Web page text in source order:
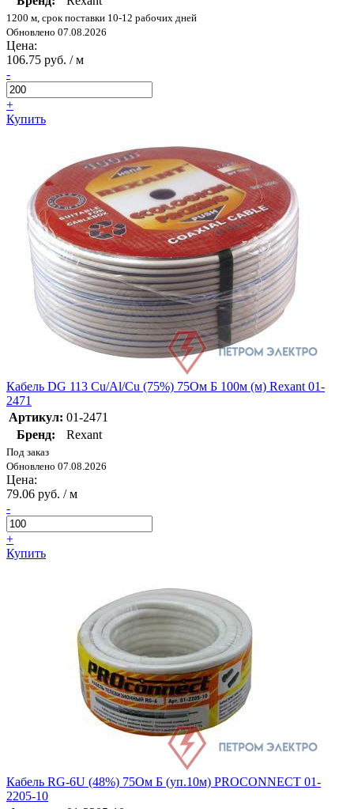
1200 м, срок поставки 10-12 рабочих дней
Обновлено 07.08.2026
Цена:
106.75 руб. / м
-
+
Купить
Кабель DG 113 Cu/Al/Cu (75%) 75Ом Б 100м (м) Rexant 01-
2471
Артикул: 01-2471
Бренд:
Rexant
Под заказ
Обновлено 07.08.2026
Цена:
79.06 руб. / м
-
+
Купить
Кабель RG-6U (48%) 75Ом Б (уп.10м) PROCONNECT 01-
2205-10